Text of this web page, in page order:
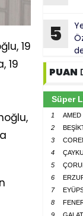
19
19
5
PUAN
Süper
1 AMED
2
3
4
5
6
7
8